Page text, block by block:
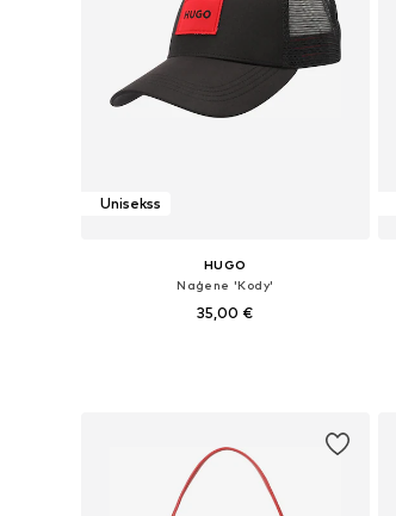
Unisekss
HUGO
Naģene 'Kody'
35,00 €